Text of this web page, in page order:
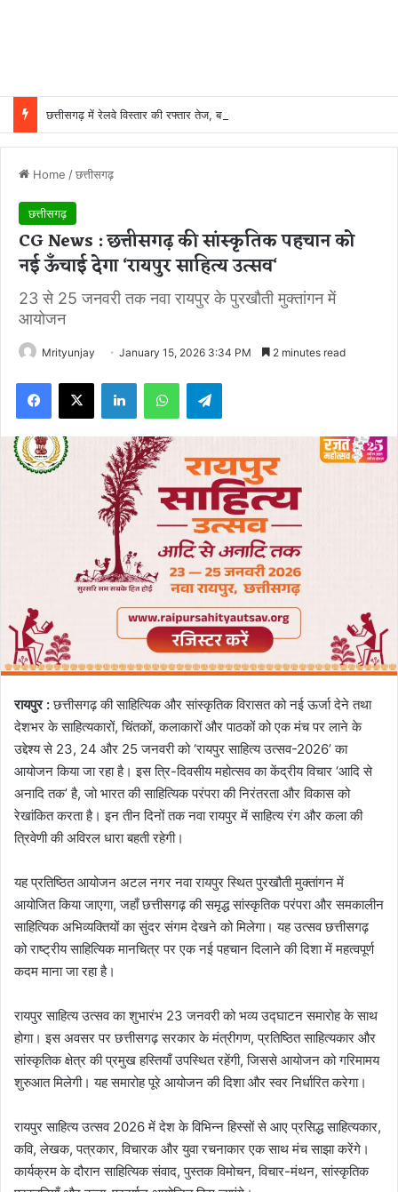
Home /छत्तीसगढ़
छत्तीसगढ़
CG News : छत्तीसगढ़ की सांस्कृतिक पहचान को
नई ऊँचाई देगा ‘रायपुर साहित्य उत्सव‘
23 से 25 जनवरी तक नवा रायपुर के पुरखौती मुक्तांगन में
आयोजन
Mrityunjay January 15, 2026 3:34 PM 2 minutes read
रायपुर :छत्तीसगढ़ की साहित्यिक और सांस्कृतिक विरासत को नई ऊर्जा देने तथा
देशभर के साहित्यकारों, चिंतकों, कलाकारों और पाठकों को एक मंच पर लाने के
उद्देश्य से 23, 24 और 25 जनवरी को ‘रायपुर साहित्य उत्सव-2026’ का
आयोजन किया जा रहा है। इस त्रि-दिवसीय महोत्सव का केंद्रीय विचार ‘आदि से
अनादि तक’ है, जो भारत की साहित्यिक परंपरा की निरंतरता और विकास को
रेखांकित करता है। इन तीन दिनों तक नवा रायपुर में साहित्य रंग और कला की
त्रिवेणी की अविरल धारा बहती रहेगी।
यह प्रतिष्ठित आयोजन अटल नगर नवा रायपुर स्थित पुरखौती मुक्तांगन में
आयोजित किया जाएगा, जहाँ छत्तीसगढ़ की समृद्ध सांस्कृतिक परंपरा और समकालीन
साहित्यिक अभिव्यक्तियों का सुंदर संगम देखने को मिलेगा। यह उत्सव छत्तीसगढ़
को राष्ट्रीय साहित्यिक मानचित्र पर एक नई पहचान दिलाने की दिशा में महत्वपूर्ण
कदम माना जा रहा है।
रायपुर साहित्य उत्सव का शुभारंभ 23 जनवरी को भव्य उद्घाटन समारोह के साथ
होगा। इस अवसर पर छत्तीसगढ़ सरकार के मंत्रीगण, प्रतिष्ठित साहित्यकार और
सांस्कृतिक क्षेत्र की प्रमुख हस्तियाँ उपस्थित रहेंगी, जिससे आयोजन को गरिमामय
शुरुआत मिलेगी। यह समारोह पूरे आयोजन की दिशा और स्वर निर्धारित करेगा।
रायपुर साहित्य उत्सव 2026 में देश के विभिन्न हिस्सों से आए प्रसिद्ध साहित्यकार,
कवि, लेखक, पत्रकार, विचारक और युवा रचनाकार एक साथ मंच साझा करेंगे।
कार्यक्रम के दौरान साहित्यिक संवाद, पुस्तक विमोचन, विचार-मंथन, सांस्कृतिक